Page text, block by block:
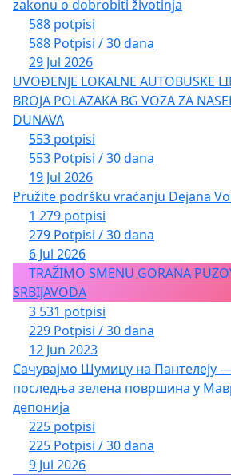
zakonu o dobrobiti životinja
588 potpisi
588 Potpisi / 30 dana
29 Jul 2026
UVOĐENJE LOKALNE AUTOBUSKE
BROJA POLAZAKA BG VOZA ZA
DUNAVA
553 potpisi
553 Potpisi / 30 dana
19 Jul 2026
Pružite podršku vraćanju Dejana
1 279 potpisi
279 Potpisi / 30 dana
6 Jul 2026
TRAŽIMO SMENU GORANA
SRBIJAVODA
3 531 potpisi
229 Potpisi / 30 dana
12 Jun 2023
Сачувајмо Шумицу на Пантелеју
последња зелена површина у
депонија
225 potpisi
225 Potpisi / 30 dana
9 Jul 2026